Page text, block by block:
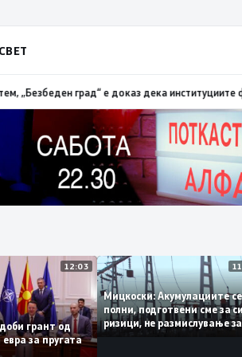
СВЕТ
безобѕирно возење18:38Петрушевски:
12:03
доби грант од
евра за пругата
Мицкоски:
полни, подготвени сме
ризици, не
поскапување на